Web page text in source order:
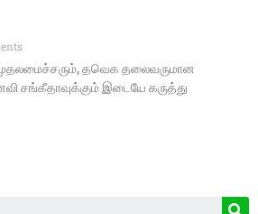
தவெக தலைவருமான
சங்கீதாவுக்கும் இடையே கருத்து